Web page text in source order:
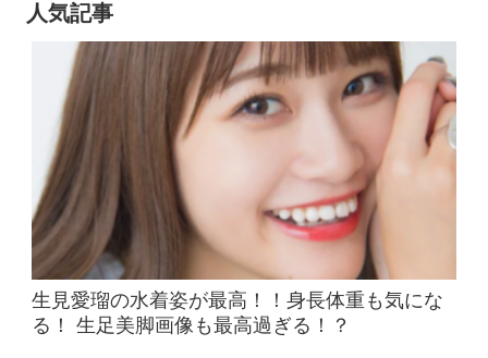
人気記事
生見愛瑠の水着姿が最高！！身長体重も気にな
る！ 生足美脚画像も最高過ぎる！？